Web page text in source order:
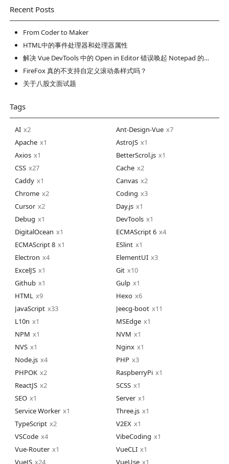
Recent Posts
From Coder to Maker
HTML中的事件处理器和处理器属性
解决 Vue DevTools 中的 Open in Editor 错误唤起 Notepad 的问题
FireFox 真的不支持自定义滚动条样式吗？
关于八股文面试题
Tags
AI 2 Ant-Design-Vue
7
Apache
1 AstroJS
1
Axios
1 BetterScrol.js
1
CSS
27 Cache
2
Caddy
1 Canvas
2
Chrome
2 Coding
3
Cursor
2 Day.js
1
Debug
1 DevTools
1
DigitalOcean
1 ECMAScript 6
4
ECMAScript 8
1 ESlint
1
Electron
4 ElementUI
3
ExcelJS
1 Git
10
Github
1 Gulp
1
HTML
9 Hexo
6
JavaScript
33 Jeecg-boot
11
L10n
1 MSEdge
1
NPM
1 NVM
1
NVS
1 Nginx
1
Node.js
4 PHP
3
PHPOK
2 RaspberryPi
1
ReactJS
2 SCSS
1
SEO
1 Server
1
Service Worker
1 Three.js
1
TypeScript
2 V2EX
1
VSCode
4 VibeCoding
1
Vue-Router
1 VueCLI
1
VueJS
24 VueUse
1